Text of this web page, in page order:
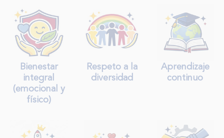
Bienestar
integral
(emocional y
físico)
Respeto a la
diversidad
Aprendizaje
continuo